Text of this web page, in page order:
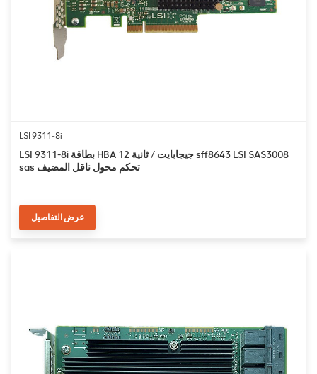
LSI 9311-8i
LSI 9311-8i بطاقة HBA 12 جيجابايت / ثانية sff8643 LSI SAS3008
sas تحكم محول ناقل المضيف
عرض التفاصيل